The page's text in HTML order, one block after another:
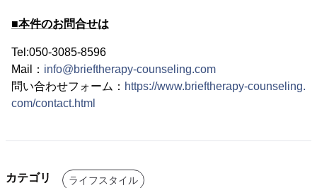
■本件のお問合せは
Tel:050-3085-8596
Mail： info@brieftherapy-counseling.com
問い合わせフォーム： https://www.brieftherapy-counseling.
com/contact.html
カテゴリ ライフスタイル